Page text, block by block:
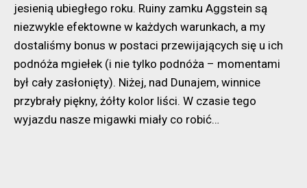
jesienią ubiegłego roku. Ruiny zamku Aggstein są
niezwykle efektowne w każdych warunkach, a my
dostaliśmy bonus w postaci przewijających się u ich
podnóża mgiełek (i nie tylko podnóża – momentami
był cały zasłonięty). Niżej, nad Dunajem, winnice
przybrały piękny, żółty kolor liści. W czasie tego
wyjazdu nasze migawki miały co robić…